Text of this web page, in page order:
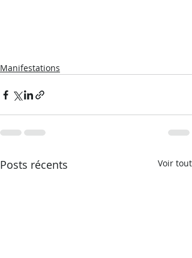
Manifestations
Posts récents Voir tout